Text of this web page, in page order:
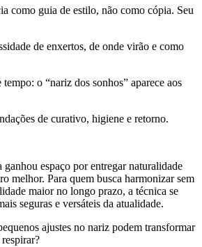
como guia de estilo, não como cópia. Seu
de enxertos, de onde virão e como
o “nariz dos sonhos” aparece aos
de curativo, higiene e retorno.
espaço por entregar naturalidade
melhor. Para quem busca harmonizar sem
maior no longo prazo, a técnica se
seguras e versáteis da atualidade.
ajustes no nariz podem transformar